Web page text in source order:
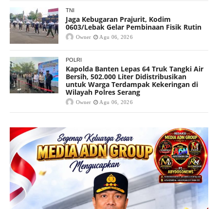
TNI
Jaga Kebugaran Prajurit, Kodim
0603/Lebak Gelar Pembinaan Fisik Rutin
Owner Agu 06, 2026
POLRI
Kapolda Banten Lepas 64 Truk Tangki Air
Bersih, 502.000 Liter Didistribusikan
untuk Warga Terdampak Kekeringan di
Wilayah Polres Serang
Owner Agu 06, 2026